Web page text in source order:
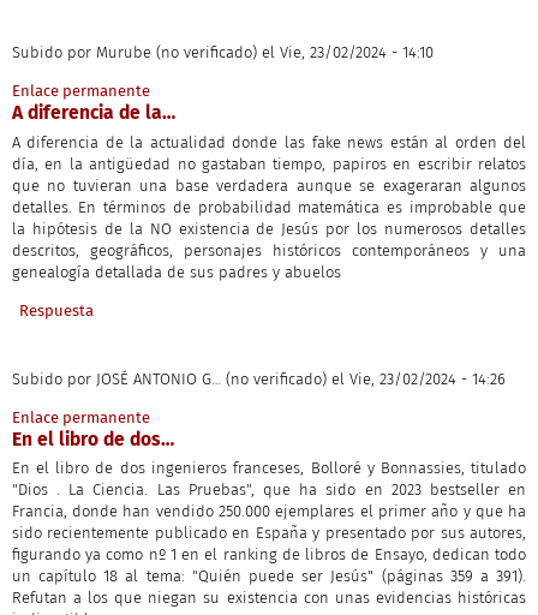
Subido por Murube (no verificado) el Vie, 23/02/2024 - 14:10
Enlace permanente
A diferencia de la…
A diferencia de la actualidad donde las fake news están al orden del
día, en la antigüedad no gastaban tiempo, papiros en escribir relatos
que no tuvieran una base verdadera aunque se exageraran algunos
detalles. En términos de probabilidad matemática es improbable que
la hipótesis de la NO existencia de Jesús por los numerosos detalles
descritos, geográficos, personajes históricos contemporáneos y una
genealogía detallada de sus padres y abuelos
Respuesta
Subido por JOSÉ ANTONIO G… (no verificado) el Vie, 23/02/2024 - 14:26
Enlace permanente
En el libro de dos…
En el libro de dos ingenieros franceses, Bolloré y Bonnassies, titulado
"Dios . La Ciencia. Las Pruebas", que ha sido en 2023 bestseller en
Francia, donde han vendido 250.000 ejemplares el primer año y que ha
sido recientemente publicado en España y presentado por sus autores,
figurando ya como nº 1 en el ranking de libros de Ensayo, dedican todo
un capítulo 18 al tema: "Quién puede ser Jesús" (páginas 359 a 391).
Refutan a los que niegan su existencia con unas evidencias históricas